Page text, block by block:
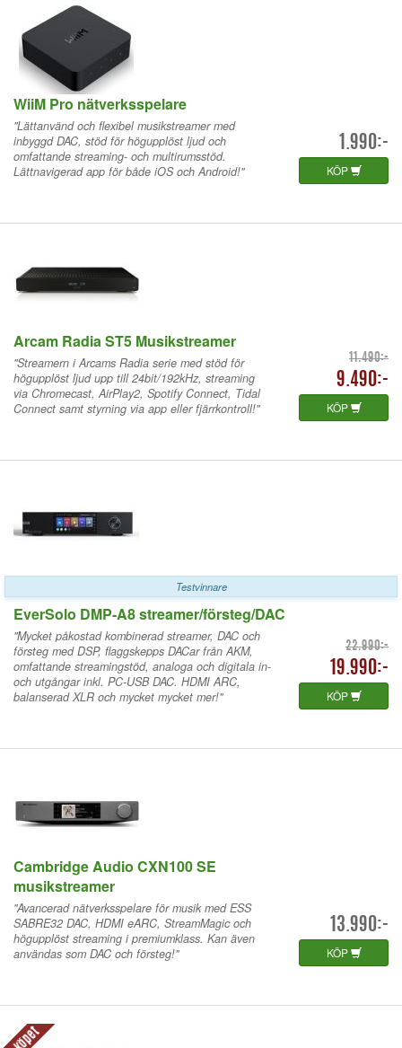
WiiM Pro nätverksspelare
1.990:-
KÖP
"Lättanvänd och flexibel musikstreamer med
inbyggd DAC, stöd för högupplöst ljud och
omfattande streaming- och multirumsstöd.
Lättnavigerad app för både iOS och Android!"
Arcam Radia ST5 Musikstreamer
11.490:-
9.490:-
KÖP
"Streamern i Arcams Radia serie med stöd för
högupplöst ljud upp till 24bit/192kHz, streaming
via Chromecast, AirPlay2, Spotify Connect, Tidal
Connect samt styrning via app eller fjärrkontroll!"
Testvinnare
EverSolo DMP-A8 streamer/försteg/DAC
22.990:-
19.990:-
KÖP
"Mycket påkostad kombinerad streamer, DAC och
försteg med DSP, flaggskepps DACar från AKM,
omfattande streamingstöd, analoga och digitala in-
och utgångar inkl. PC-USB DAC. HDMI ARC,
balanserad XLR och mycket mycket mer!"
Cambridge Audio CXN100 SE
musikstreamer
13.990:-
KÖP
"Avancerad nätverksspelare för musik med ESS
SABRE32 DAC, HDMI eARC, StreamMagic och
högupplöst streaming i premiumklass. Kan även
användas som DAC och försteg!"